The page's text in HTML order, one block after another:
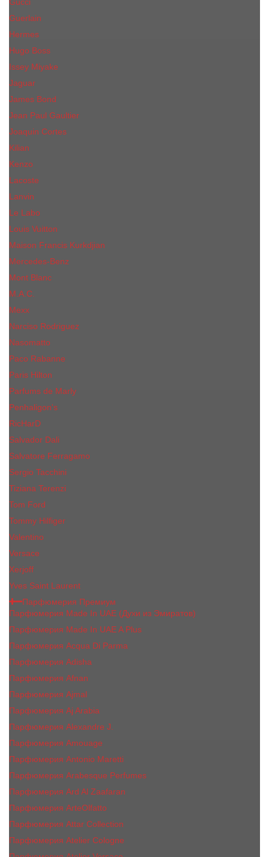
Guerlain
Hermes
Hugo Boss
Issey Miyake
Jaguar
James Bond
Jean Paul Gaultier
Joaquin Сortes
Kilian
Kenzo
Lacoste
Lanvin
Le Labo
Louis Vuitton
Maison Francis Kurkdjian
Mercedes-Benz
Mont Blanc
M.А.C.
Mexx
Narciso Rodriguez
Nasomatto
Paco Rabanne
Paris Hilton
Parfums de Marly
Penhaligon​'s
RicHarD
Salvador Dali
Salvatore Ferragamo
Sergio Tacchini
Tiziana Terenzi
Tom Ford
Tommy Hilfiger
Valentino
Versace
Xerjoff
Yves Saint Laurent
Парфюмерия Премиум
Парфюмерия Made In UAE (Духи из Эмиратов)
Парфюмерия Made In UAE A Plus
Парфюмерия Acqua Di Parma
Парфюмерия Adisha
Парфюмерия Afnan
Парфюмерия Ajmal
Парфюмерия Aj Arabia
Парфюмерия Alexandre J.
Парфюмерия Amouage
Парфюмерия Antonio Maretti
Парфюмерия Arabesque Perfumes
Парфюмерия Ard Al Zaafaran
Парфюмерия ArteOlfatto
Парфюмерия Attar Collection
Парфюмерия Atelier Cologne